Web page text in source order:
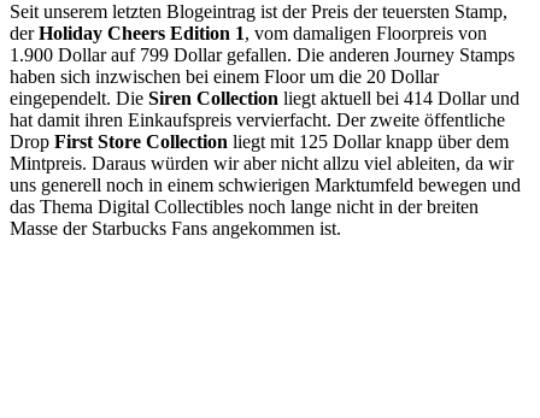
Seit unserem letzten Blogeintrag ist der Preis der teuersten Stamp,
derHoliday Cheers Edition 1, vom damaligen Floorpreis von
1.900 Dollar auf 799 Dollar gefallen. Die anderen Journey Stamps
haben sich inzwischen bei einem Floor um die 20 Dollar
eingependelt. Die Siren Collection liegt aktuell bei 414 Dollar und
hat damit ihren Einkaufspreis vervierfacht. Der zweite öffentliche
Drop First Store Collection liegt mit 125 Dollar knapp über dem
Mintpreis. Daraus würden wir aber nicht allzu viel ableiten, da wir
uns generell noch in einem schwierigen Marktumfeld bewegen und
das Thema Digital Collectibles noch lange nicht in der breiten
Masse der Starbucks Fans angekommen ist.